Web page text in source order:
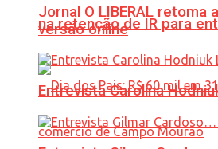
na retenção de IR para
Jornal O LIBERAL retoma
versão online
Entrevista Carolina